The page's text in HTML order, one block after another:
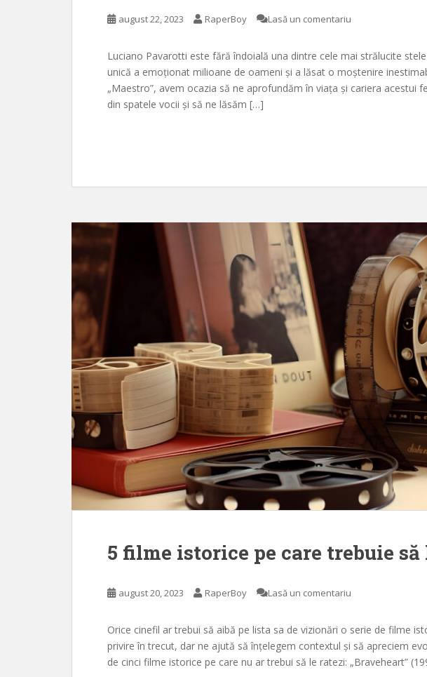
august 22, 2023 RaperBoy Lasă un comentariu
Luciano Pavarotti este fără îndoială una dintre cele mai strălucite
unică a emoționat milioane de oameni și a lăsat o moștenire
„Maestro”, avem ocazia să ne aprofundăm în viața și cariera acestui
din spatele vocii și să ne lăsăm […]
5 filme istorice pe care trebuie
august 20, 2023 RaperBoy Lasă un comentariu
Orice cinefil ar trebui să aibă pe lista sa de vizionări o serie de filme
privire în trecut, dar ne ajută să înțelegem contextul și să apreciem
de cinci filme istorice pe care nu ar trebui să le ratezi: „Braveheart”